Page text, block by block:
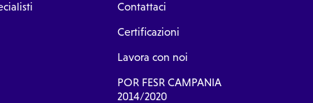
Contattaci
Certificazioni
Lavora con noi
POR FESR CAMPANIA
2014/2020